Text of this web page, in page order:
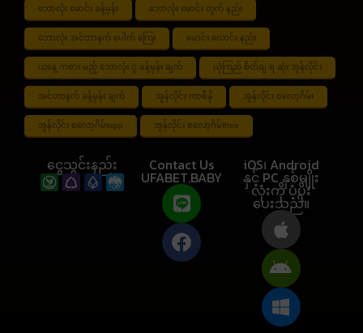
ဘောလုံး မောင်း ခန့်မှန်း ဘောလုံး မောင်း တွက် နည်း
ဘောလုံး အင်တာနက် ပေါက် ကြေး မောင်း လောင်း နည်း
ယနေ့ ကစား မည့် ဘောလုံး ပွဲ ခန့်မှန်း ချက် ယုံကြည် စိတ်ချ ရ ဆုံး အွန်လိုင်း
အင်တာနက် ခန့်မှန်း ချက် အွန်လိုင်း ကာစီနို အွန်လိုင်း စလော့ဂိမ်း
အွန်လိုင်း စလော့ဂိမ်းapp အွန်လိုင်း စလော့ဂိမ်းfree
ငွေသွင်းနည်း Contact Us
UFABET.BABY
iOS၊ Android
နှင့် PC နှစ်မျိုး
လုံးကို ပံ့ပိုး
ပေးသည်။